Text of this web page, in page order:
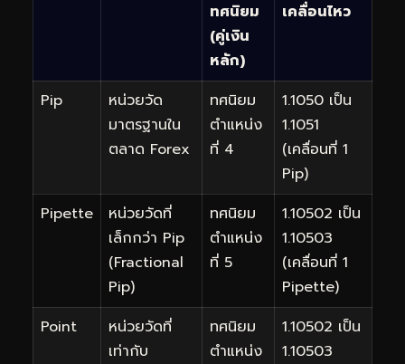
ทศนิยม
(คู่เงิน
หลัก)
เคลื่อนไหว
Pip
หน่วยวัด
มาตรฐานใน
ตลาด Forex
ทศนิยม
ตำแหน่ง
ที่ 4
1.1050 เป็น
1.1051
(เคลื่อนที่ 1
Pip)
Pipette
หน่วยวัดที่
เล็กกว่า Pip
(Fractional
Pip)
ทศนิยม
ตำแหน่ง
ที่ 5
1.10502 เป็น
1.10503
(เคลื่อนที่ 1
Pipette)
Point
หน่วยวัดที่
เท่ากับ
ทศนิยม
ตำแหน่ง
1.10502 เป็น
1.10503